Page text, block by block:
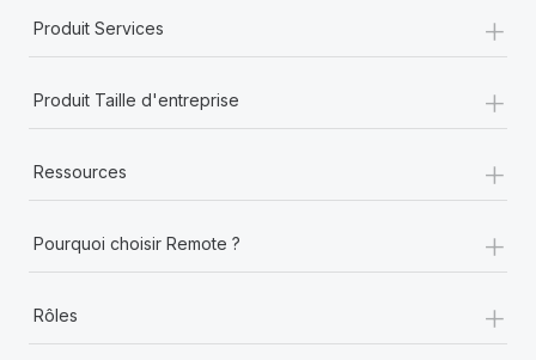
Produit Services +
Produit Taille d'entreprise +
Ressources +
Pourquoi choisir Remote ? +
Rôles +